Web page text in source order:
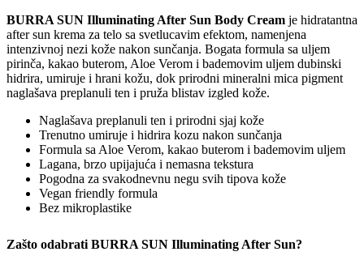
BURRA SUN Illuminating After Sun Body Cream je hidratantna
after sun krema za telo sa svetlucavim efektom, namenjena
intenzivnoj nezi kože nakon sunčanja. Bogata formula sa uljem
pirinča, kakao buterom, Aloe Verom i bademovim uljem dubinski
hidrira, umiruje i hrani kožu, dok prirodni mineralni mica pigment
naglašava preplanuli ten i pruža blistav izgled kože.
Naglašava preplanuli ten i prirodni sjaj kože
Trenutno umiruje i hidrira kozu nakon sunčanja
Formula sa Aloe Verom, kakao buterom i bademovim uljem
Lagana, brzo upijajuća i nemasna tekstura
Pogodna za svakodnevnu negu svih tipova kože
Vegan friendly formula
Bez mikroplastike
Zašto odabrati BURRA SUN Illuminating After Sun?